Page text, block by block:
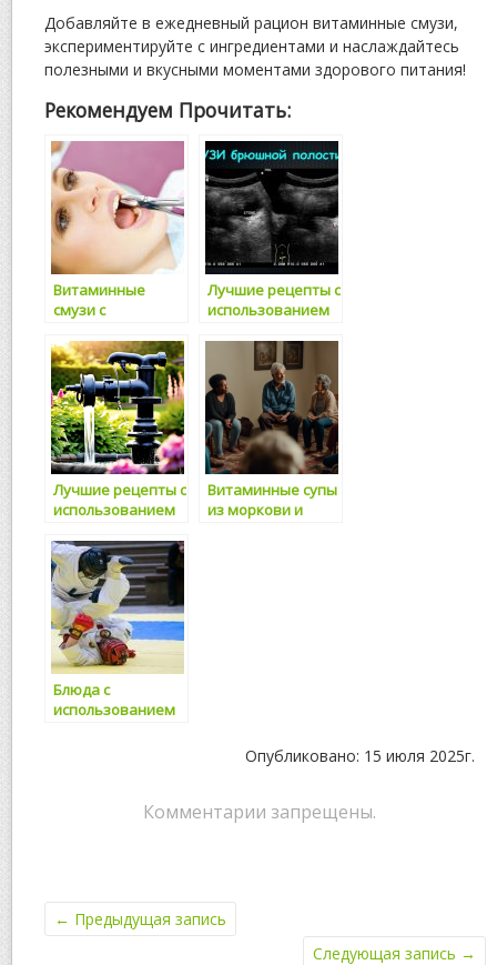
Добавляйте в ежедневный рацион витаминные смузи,
экспериментируйте с ингредиентами и наслаждайтесь
полезными и вкусными моментами здорового питания!
Рекомендуем Прочитать:
Витаминные
смузи с
семян льна:
рецепт здоровья
и энергии
Лучшие рецепты с
использованием
и полезно для
здоровья
Лучшие рецепты с
использованием
полезных блюд
Витаминные супы
из моркови и
Блюда с
использованием
Опубликовано: 15 июля 2025г.
Комментарии запрещены.
← Предыдущая запись
Следующая запись →